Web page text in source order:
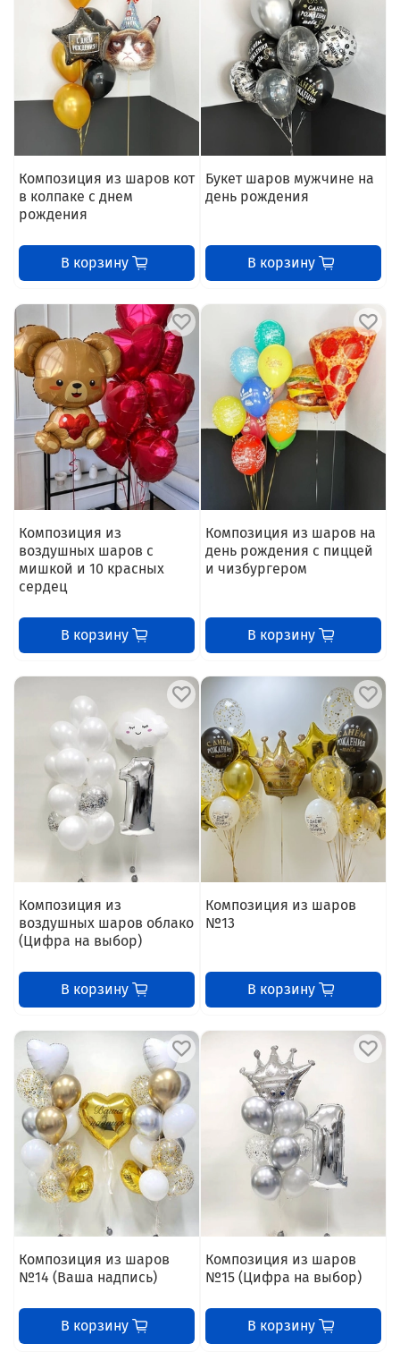
Композиция из шаров кот
в колпаке с днем
рождения
В корзину
Букет шаров мужчине на
день рождения
В корзину
Композиция из
воздушных шаров с
мишкой и 10 красных
сердец
В корзину
Композиция из шаров на
день рождения с пиццей
и чизбургером
В корзину
Композиция из
воздушных шаров облако
(Цифра на выбор)
В корзину
Композиция из шаров
№13
В корзину
Композиция из шаров
№14 (Ваша надпись)
В корзину
Композиция из шаров
№15 (Цифра на выбор)
В корзину